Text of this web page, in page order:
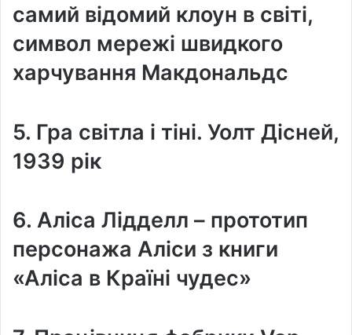
самий відомий клоун в світі,
символ мережі швидкого
харчування Макдональдс
5. Гра світла і тіні. Уолт Дісней,
1939 рік
6. Аліса Лідделл – прототип
персонажа Аліси з книги
«Аліса в Країні чудес»